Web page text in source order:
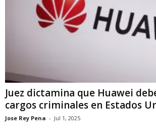
Juez dictamina que Huawei
cargos criminales en Estados
Jose Rey Pena - Jul 1, 2025